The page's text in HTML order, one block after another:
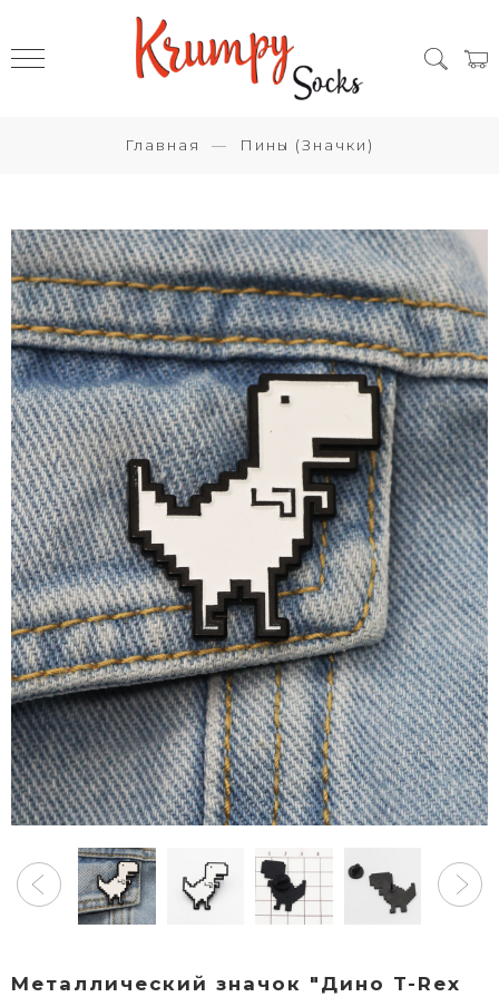
Главная Пины (Значки)
Металлический значок "Дино T-Rex